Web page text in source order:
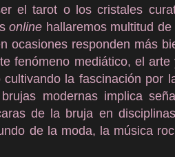
el tarot o los cristales
online hallaremos multitud
ocasiones responden más
fenómeno mediático, el
cultivando la fascinación por
modernas implica
de la bruja en
de la moda, la música